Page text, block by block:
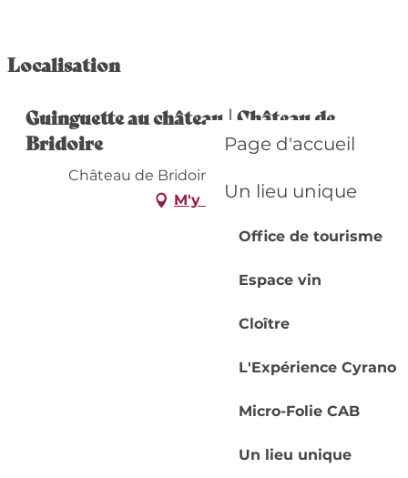
Page d'accueil
Un lieu unique
Office de tourisme
Espace vin
Cloître
L'Expérience Cyrano
Micro-Folie CAB
Un lieu unique
Localisation
Guinguette au château | Château de
Bridoire
Château de Bridoire, 24240 Ribagnac
M'y rendre